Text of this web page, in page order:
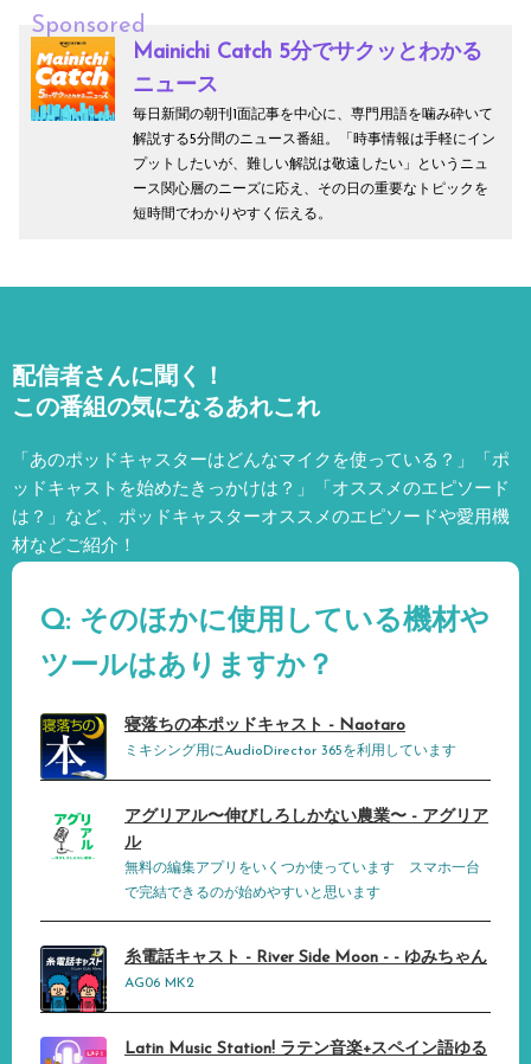
Sponsored
Mainichi Catch 5分でサクッとわかる
ニュース
毎日新聞の朝刊1面記事を中心に、専門用語を噛み砕いて
解説する5分間のニュース番組。「時事情報は手軽にイン
プットしたいが、難しい解説は敬遠したい」というニュ
ース関心層のニーズに応え、その日の重要なトピックを
短時間でわかりやすく伝える。
配信者さんに聞く！
この番組の気になるあれこれ
「あのポッドキャスターはどんなマイクを使っている？」「ポ
ッドキャストを始めたきっかけは？」「オススメのエピソード
は？」など、 ポッドキャスターオススメのエピソードや愛用機
材などご紹介！
Q: そのほかに使用している機材や
ツールはありますか？
寝落ちの本ポッドキャスト - Naotaro
ミキシング用にAudioDirector 365を利用しています
アグリアル〜伸びしろしかない農業〜 - アグリア
ル
無料の編集アプリをいくつか使っています スマホ一台
で完結できるのが始めやすいと思います
糸電話キャスト - River Side Moon - - ゆみちゃん
AG06 MK2
Latin Music Station! ラテン音楽+スペイン語ゆる